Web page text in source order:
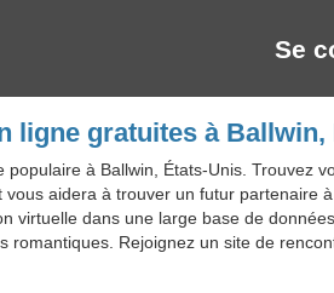
Se
ligne gratuites à Ballwin,
à Ballwin, États-Unis. Trouvez
aidera à trouver un futur partenaire
virtuelle dans une large base de
Rejoignez un site de